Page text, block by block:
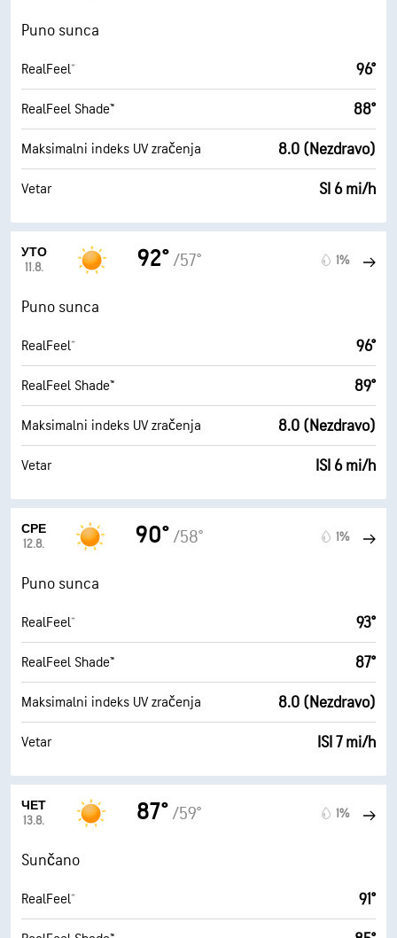
Puno sunca
RealFeel® 96°
RealFeel Shade™ 88°
Maksimalni indeks UV zračenja 8.0 (Nezdravo)
Vetar SI 6 mi/h
УТО
11.8.
92° /57° 1%
Puno sunca
RealFeel® 96°
RealFeel Shade™ 89°
Maksimalni indeks UV zračenja 8.0 (Nezdravo)
Vetar ISI 6 mi/h
СРЕ
12.8.
90° /58° 1%
Puno sunca
RealFeel® 93°
RealFeel Shade™ 87°
Maksimalni indeks UV zračenja 8.0 (Nezdravo)
Vetar ISI 7 mi/h
ЧЕТ
13.8.
87° /59° 1%
Sunčano
RealFeel® 91°